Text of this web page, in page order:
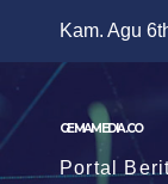
content
Kam. Agu
GEMAMEDIA.CO
Portal